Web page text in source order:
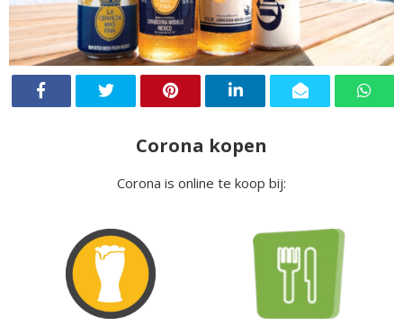
Corona kopen
Corona is online te koop bij: